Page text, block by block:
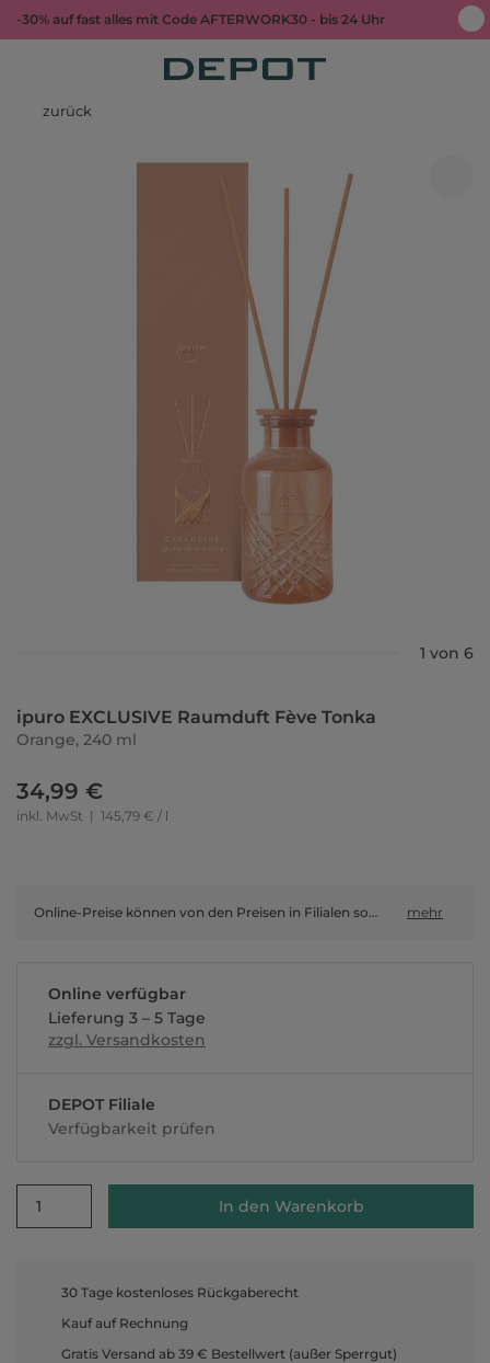
-30% auf fast alles mit Code AFTERWORK30 - bis 24 Uhr
zurück
1 von 6
ipuro EXCLUSIVE Raumduft Fève Tonka
Orange, 240 ml
34,99 €
inkl. MwSt | 145,79 € / l
Online-Preise können von den Preisen in Filialen sowie Shop-in-Shop-Flächen abweichen. mehr
Online verfügbar
Lieferung 3 – 5 Tage
zzgl. Versandkosten
DEPOT Filiale
Verfügbarkeit prüfen
1 In den Warenkorb
30 Tage kostenloses Rückgaberecht
Kauf auf Rechnung
Gratis Versand ab 39 € Bestellwert (außer Sperrgut)